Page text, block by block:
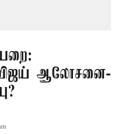
விஜய் ஆலோசனை-